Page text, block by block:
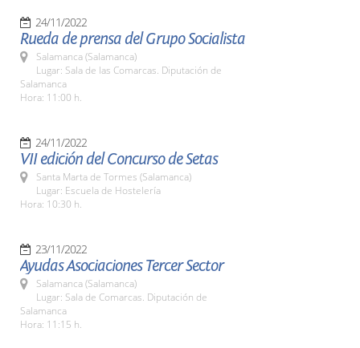
24/11/2022
Rueda de prensa del Grupo Socialista
Salamanca (Salamanca)
Lugar: Sala de las Comarcas. Diputación de
Salamanca
Hora: 11:00 h.
24/11/2022
VII edición del Concurso de Setas
Santa Marta de Tormes (Salamanca)
Lugar: Escuela de Hostelería
Hora: 10:30 h.
23/11/2022
Ayudas Asociaciones Tercer Sector
Salamanca (Salamanca)
Lugar: Sala de Comarcas. Diputación de
Salamanca
Hora: 11:15 h.